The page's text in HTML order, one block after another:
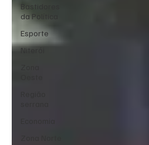
Bastidores
da Política
Esporte
Niterói